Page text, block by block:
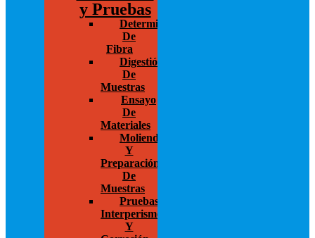
y Pruebas
Determinación
De
Fibra
Digestión
De
Muestras
Ensayo
De
Materiales
Molienda
Y
Preparación
De
Muestras
Pruebas
Interperismo
Y